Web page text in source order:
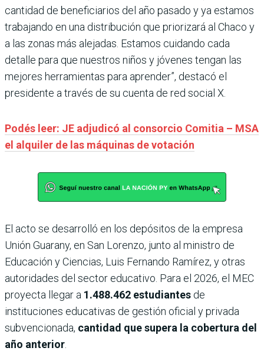
cantidad de beneficiarios del año pasado y ya estamos
trabajando en una distribución que priorizará al Chaco y
a las zonas más alejadas. Estamos cuidando cada
detalle para que nuestros niños y jóvenes tengan las
mejores herramientas para aprender”, destacó el
presidente a través de su cuenta de red social X.
Podés leer: JE adjudicó al consorcio Comitia – MSA
el alquiler de las máquinas de votación
El acto se desarrolló en los depósitos de la empresa
Unión Guarany, en San Lorenzo, junto al ministro de
Educación y Ciencias, Luis Fernando Ramírez, y otras
autoridades del sector educativo. Para el 2026, el MEC
proyecta llegar a 1.488.462 estudiantes de
instituciones educativas de gestión oficial y privada
subvencionada, cantidad que supera la cobertura del
año anterior